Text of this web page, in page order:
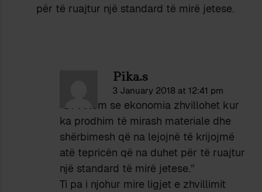
për të ruajtur një standard të mirë jetese.
Pika.s
3 January 2018 at 12:41 pm
“Di vetëm se ekonomia zhvillohet kur
ka prodhim të mirash materiale dhe
shërbimesh që na lejojnë të krijojmë
atë tepricën që na duhet për të ruajtur
një standard të mirë jetese.”
Ti pa i njohur mire ligjet e zhvillimit